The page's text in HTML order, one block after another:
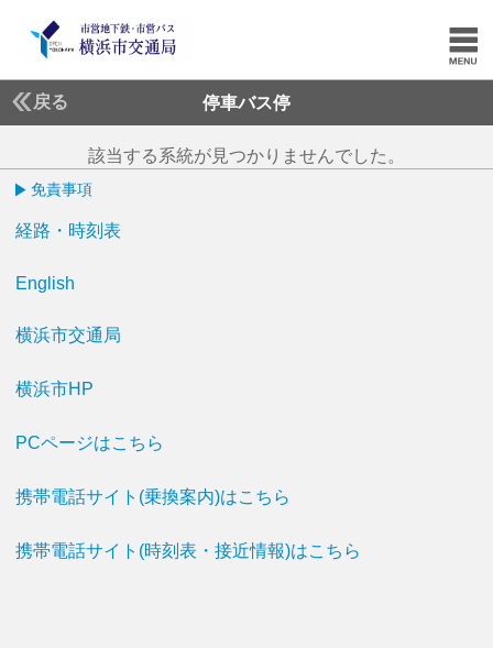
戻る 停車バス停
該当する系統が見つかりませんでした。
免責事項
経路・時刻表
English
横浜市交通局
横浜市HP
PCページはこちら
携帯電話サイト(乗換案内)はこちら
携帯電話サイト(時刻表・接近情報)はこちら